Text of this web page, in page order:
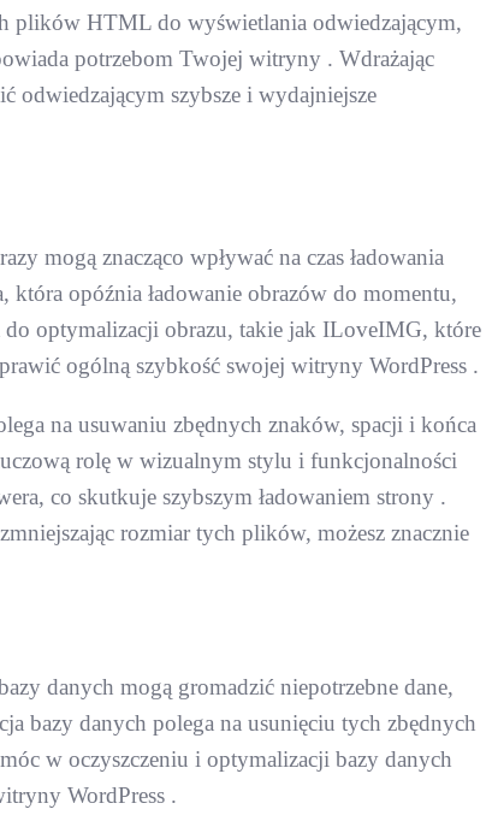
plików HTML do wyświetlania odwiedzającym,
potrzebom Twojej witryny . Wdrażając
odwiedzającym szybsze i wydajniejsze
mogą znacząco wpływać na czas ładowania
opóźnia ładowanie obrazów do momentu,
do optymalizacji obrazu, takie jak ILoveIMG, które
ogólną szybkość swojej witryny WordPress .
na usuwaniu zbędnych znaków, spacji i końca
rolę w wizualnym stylu i funkcjonalności
co skutkuje szybszym ładowaniem strony .
rozmiar tych plików, możesz znacznie
danych mogą gromadzić niepotrzebne dane,
bazy danych polega na usunięciu tych zbędnych
w oczyszczeniu i optymalizacji bazy danych
WordPress .